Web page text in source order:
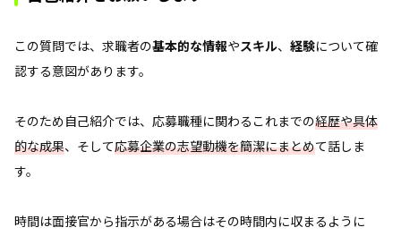
この質問では、求職者の基本的な情報やスキル、 経験について確
認する意図があります。
そのため自己紹介では、応募職種に関わるこれまでの経歴や具体
的な成果、そして応募企業の志望動機を簡潔にまとめて話しま
す。
時間は面接官から指示がある場合はその時間内に収まるように